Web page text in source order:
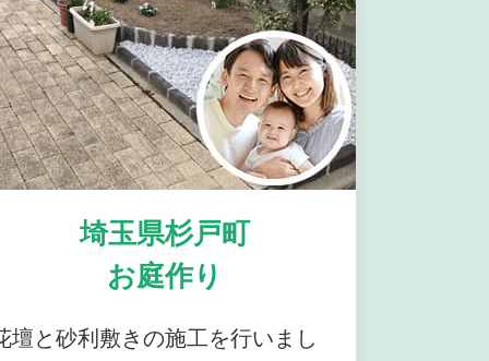
埼玉県杉戸町
お庭作り
壇と砂利敷きの施工を行いまし